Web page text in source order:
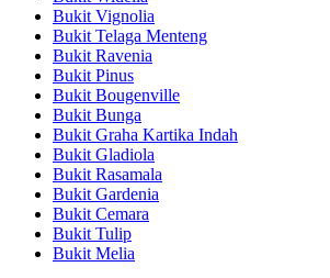
Bukit Vignolia
Bukit Telaga Menteng
Bukit Ravenia
Bukit Pinus
Bukit Bougenville
Bukit Bunga
Bukit Graha Kartika Indah
Bukit Gladiola
Bukit Rasamala
Bukit Gardenia
Bukit Cemara
Bukit Tulip
Bukit Melia